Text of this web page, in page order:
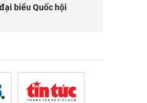
biểu Quốc hội